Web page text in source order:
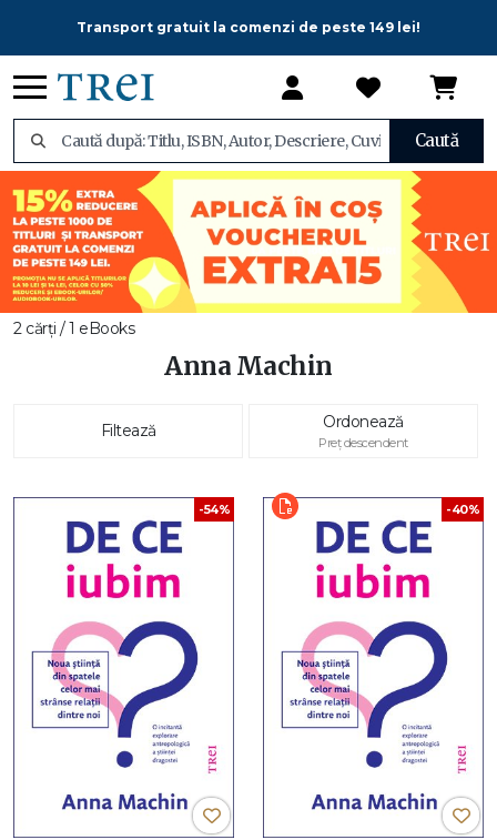
Transport gratuit la comenzi de peste 149 lei!
Caută
2 cărți / 1 eBooks
Anna Machin
Filtează Ordonează
Preț descendent
-54% -40%